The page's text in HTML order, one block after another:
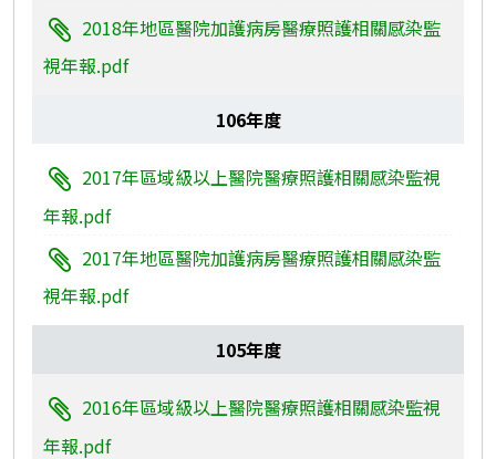
2018年地區醫院加護病房醫療照護相關感染監
視年報.pdf
106年度
2017年區域級以上醫院醫療照護相關感染監視
年報.pdf
2017年地區醫院加護病房醫療照護相關感染監
視年報.pdf
105年度
2016年區域級以上醫院醫療照護相關感染監視
年報.pdf